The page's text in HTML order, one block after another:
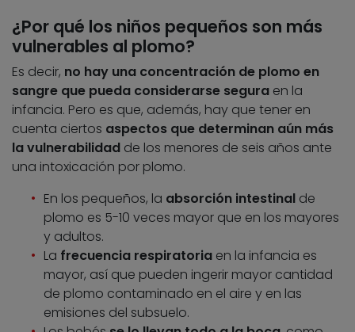
¿Por qué los niños pequeños son más
vulnerables al plomo?
Es decir, no hay una concentración de plomo en
sangre que pueda considerarse segura en la
infancia. Pero es que, además, hay que tener en
cuenta ciertos aspectos que determinan aún más
la vulnerabilidad de los menores de seis años ante
una intoxicación por plomo.
En los pequeños, la absorción intestinal de
plomo es 5-10 veces mayor que en los mayores
y adultos.
La frecuencia respiratoria en la infancia es
mayor, así que pueden ingerir mayor cantidad
de plomo contaminado en el aire y en las
emisiones del subsuelo.